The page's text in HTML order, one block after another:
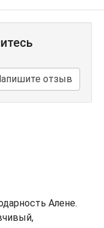
отзыв
Алене.